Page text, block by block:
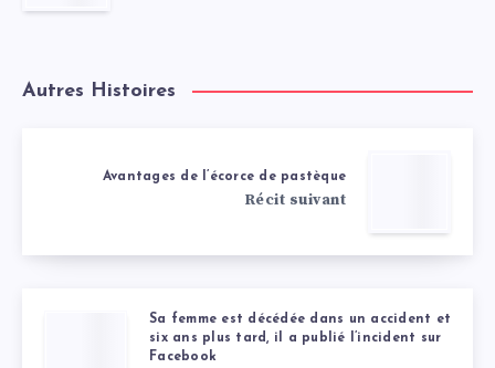
Autres Histoires
Avantages de l’écorce de pastèque
Récit suivant
Sa femme est décédée dans un accident et
six ans plus tard, il a publié l’incident sur
Facebook